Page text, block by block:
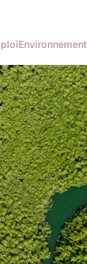
Environnement